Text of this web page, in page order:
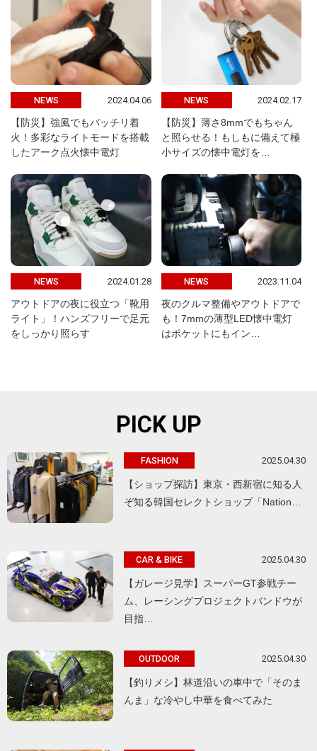
NEWS 2024.04.06
【防災】強風でもバッチリ着
火！多彩なライトモードを搭載
したアーク点火懐中電灯
NEWS 2024.02.17
【防災】薄さ8mmでもちゃん
と照らせる！もしもに備えて極
小サイズの懐中電灯を…
NEWS 2024.01.28
アウトドアの夜に役立つ「靴用
ライト」！ハンズフリーで足元
をしっかり照らす
NEWS 2023.11.04
夜のクルマ整備やアウトドアで
も！7mmの薄型LED懐中電灯
はポケットにもイン…
PICK UP
FASHION 2025.04.30
【ショップ探訪】東京・西新宿に知る人
ぞ知る韓国セレクトショップ「Nation…
CAR & BIKE 2025.04.30
【ガレージ見学】スーパーGT参戦チー
ム、レーシングプロジェクトバンドウが
目指…
OUTDOOR 2025.04.30
【釣りメシ】林道沿いの車中で「そのま
んま」な冷やし中華を食べてみた